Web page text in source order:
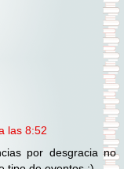
las 8:52
por desgracia no